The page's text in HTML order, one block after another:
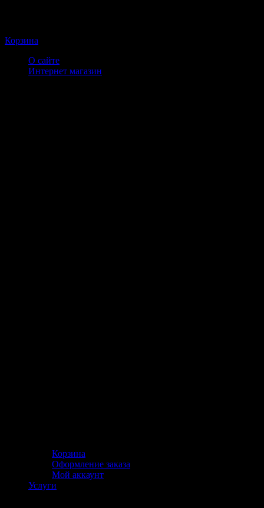
Корзина
О сайте
Интернет магазин
Корзина
Оформление заказа
Мой аккаунт
Услуги